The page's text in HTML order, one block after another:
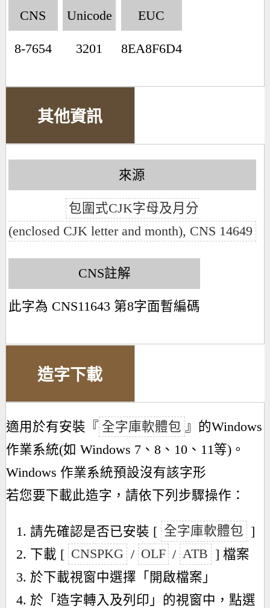
CNS
8-7654
Unicode
3201
EUC
8EA8F6D4
其他資訊
來源
包圍式CJK字母及月分
(enclosed CJK letter and month), CNS 14649
CNS註解
此字為 CNS11643 第8字面暫編碼
造字下載
適用於有安裝『 全字庫軟體包 』的Windows
作業系統(如 Windows 7、8、10、11等)。
Windows 作業系統預設沒有該字形
若您要下載此造字，請依下列步驟操作：
請先確認是否已安裝 [ 全字庫軟體包 ]
下載 [ CNSPKG / OLF / ATB ] 檔案
於下載視窗中選擇「開啟檔案」
於「造字轉入及列印」的視窗中，點選